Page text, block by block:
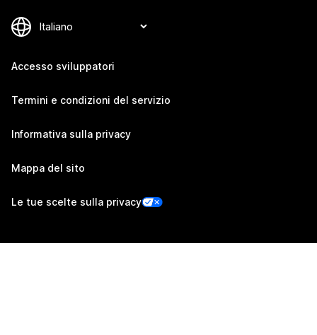
Accesso sviluppatori
Termini e condizioni del servizio
Informativa sulla privacy
Mappa del sito
Le tue scelte sulla privacy